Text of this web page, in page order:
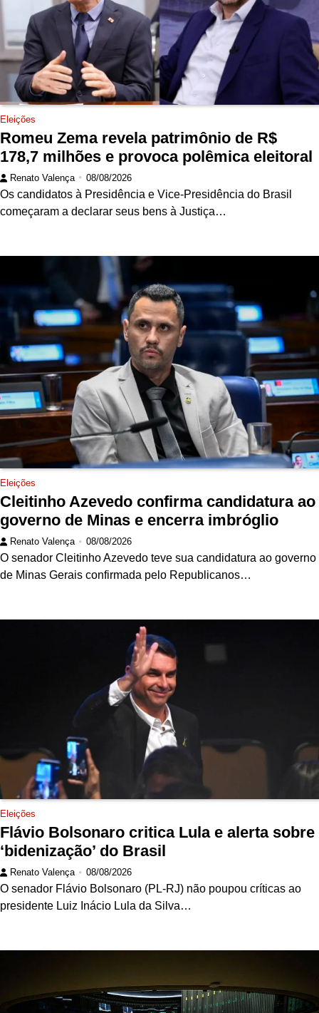
Eleições
Romeu Zema revela patrimônio de R$
178,7 milhões e provoca polêmica eleitoral
Renato Valença 08/08/2026
Os candidatos à Presidência e Vice-Presidência do Brasil
começaram a declarar seus bens à Justiça…
Eleições
Cleitinho Azevedo confirma candidatura ao
governo de Minas e encerra imbróglio
Renato Valença 08/08/2026
O senador Cleitinho Azevedo teve sua candidatura ao governo
de Minas Gerais confirmada pelo Republicanos…
Eleições
Flávio Bolsonaro critica Lula e alerta sobre
‘bidenização’ do Brasil
Renato Valença 08/08/2026
O senador Flávio Bolsonaro (PL-RJ) não poupou críticas ao
presidente Luiz Inácio Lula da Silva…